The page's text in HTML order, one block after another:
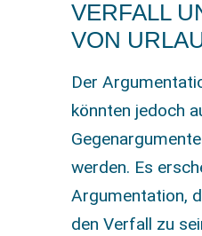
VERFALL
VON
Der
könnten jedoch
werden. Es
Argumentation,
den Verfall zu